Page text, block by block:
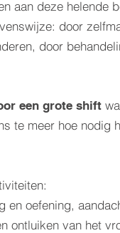
aan deze helende
door
door
een grote shift
te meer hoe
en oefening,
ontluiken van het